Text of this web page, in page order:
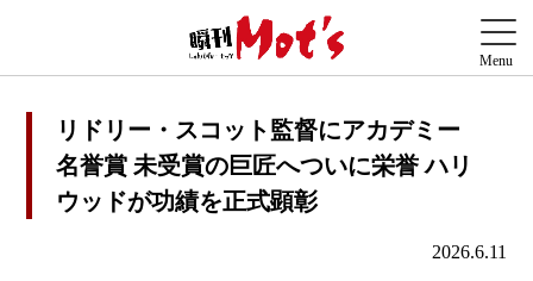
リドリー・スコット監督にアカデミー
名誉賞 未受賞の巨匠へついに栄誉 ハリ
ウッドが功績を正式顕彰
2026.6.11